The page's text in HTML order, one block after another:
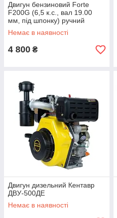
Двигун бензиновий Forte
F200G (6,5 к.с., вал 19.00
мм, під шпонку) ручний
стартер
Немає в наявності
4 800 ₴
Двигун дизельний Кентавр
ДВУ-500ДЕ
Немає в наявності